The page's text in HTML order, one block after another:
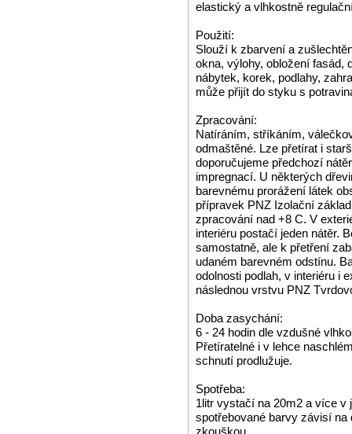
elastický a vlhkostně
Použití:
Slouží k zbarvení a
okna, výlohy, obložení fasád,
nábytek, korek, podlahy,
může přijít do styku s
Zpracování:
Natíráním, stříkáním,
odmaštěné. Lze přetírat i
doporučujeme předchozí
impregnací. U některých
barevnému prorážení látek
přípravek PNZ Izolační
zpracování nad +8 C. V
interiéru postačí jeden nátěr.
samostatně, ale k přetření
udaném barevném odstínu.
odolnosti podlah, v interiéru i
následnou vrstvu PNZ
Doba zasychání:
6 - 24 hodin dle vzdušné
Přetíratelné i v lehce
schnutí prodlužuje.
Spotřeba:
1litr vystačí na 20m2 a více v
spotřebované barvy závisí
zkouškou.